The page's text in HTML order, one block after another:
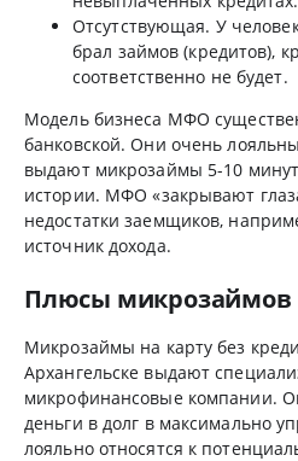
Отсутствующая. У
брал займов (кредитов),
соответственно не будет.
Модель бизнеса МФО
банковской. Они очень
выдают микрозаймы 5-10
истории. МФО «закрывают
недостатки заемщиков,
источник дохода.
Плюсы микрозаймов
Микрозаймы на карту без
Архангельске выдают
микрофинансовые компании.
деньги в долг в максимально
лояльно относятся к